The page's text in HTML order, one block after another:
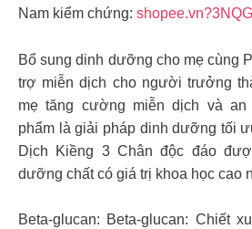
Nam kiểm chứng:
Bổ sung dinh dưỡng cho mẹ cùng
trợ miễn dịch cho người trưởng
mẹ tăng cường miễn dịch và an
phẩm là giải pháp dinh dưỡng tối
Dịch Kiềng 3 Chân độc đáo
dưỡng chất có giá trị khoa học cao
Beta-glucan: Beta-glucan: Chiết